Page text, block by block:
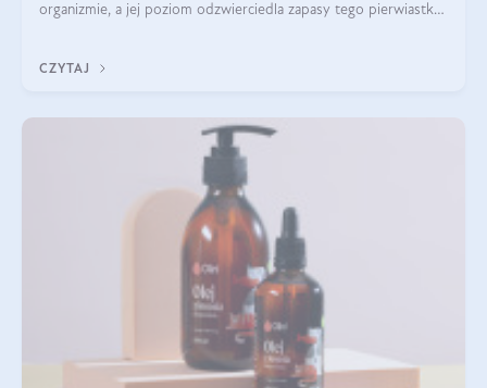
organizmie, a jej poziom odzwierciedla zapasy tego pierwiastka.
funkcjonowanie (
CZYTAJ